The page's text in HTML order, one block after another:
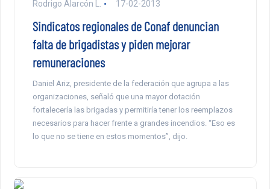
Rodrigo Alarcón L. 17-02-2013
Sindicatos regionales de Conaf denuncian
falta de brigadistas y piden mejorar
remuneraciones
Daniel Ariz, presidente de la federación que agrupa a las
organizaciones, señaló que una mayor dotación
fortalecería las brigadas y permitiría tener los reemplazos
necesarios para hacer frente a grandes incendios. “Eso es
lo que no se tiene en estos momentos”, dijo.